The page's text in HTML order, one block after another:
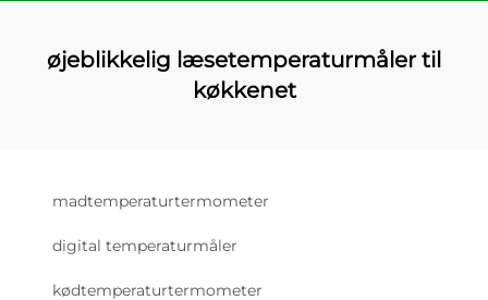
øjeblikkelig læsetemperaturmåler til
køkkenet
madtemperaturtermometer
digital temperaturmåler
kødtemperaturtermometer